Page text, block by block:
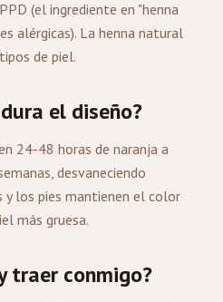
(el ingrediente en "henna
alérgicas). La henna natural
de piel.
el diseño?
24-48 horas de naranja a
desvaneciendo
y los pies mantienen el color
más gruesa.
traer conmigo?